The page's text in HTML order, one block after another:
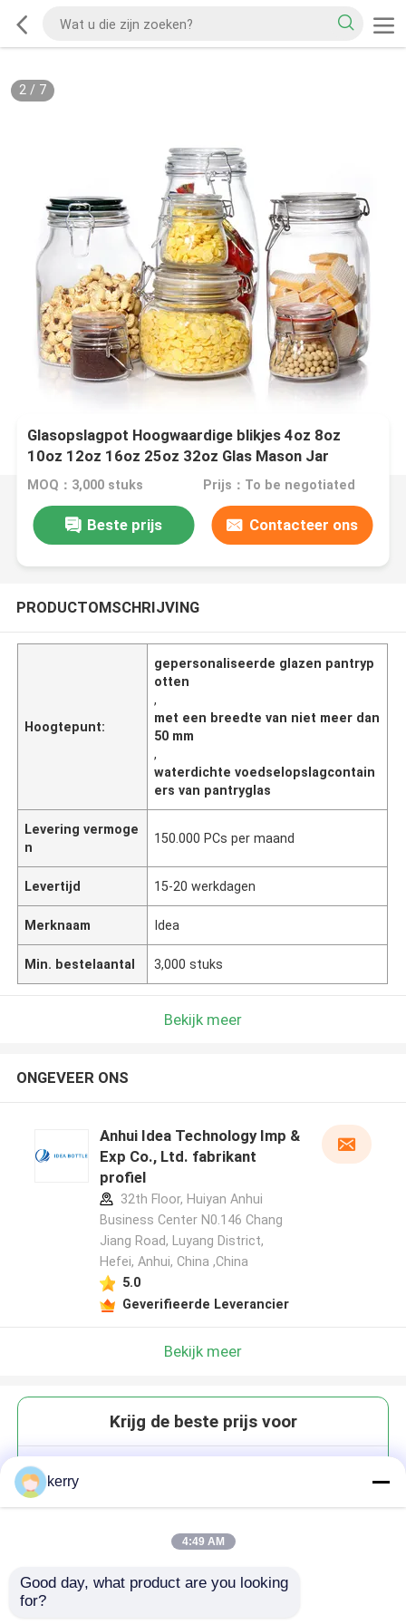
2/ 7
Glasopslagpot Hoogwaardige blikjes 4oz 8oz
10oz 12oz 16oz 25oz 32oz Glas Mason Jar
MOQ：3,000 stuks Prijs：To be negotiated
Beste prijs Contacteer ons
PRODUCTOMSCHRIJVING
Hoogtepunt:
gepersonaliseerde glazen pantryp
otten
,
met een breedte van niet meer dan
50 mm
,
waterdichte voedselopslagcontain
ers van pantryglas
Levering vermoge
n
150.000 PCs per maand
Levertijd 15-20 werkdagen
Merknaam Idea
Min. bestelaantal 3,000 stuks
Bekijk meer
ONGEVEER ONS
Anhui Idea Technology Imp &
Exp Co., Ltd. fabrikant
profiel
32th Floor, Huiyan Anhui
Business Center N0.146 Chang
Jiang Road, Luyang District,
Hefei, Anhui, China ,China
5.0
Geverifieerde Leverancier
Bekijk meer
Krijg de beste prijs voor
kerry
4:49 AM
Good day, what product are you looking
for?